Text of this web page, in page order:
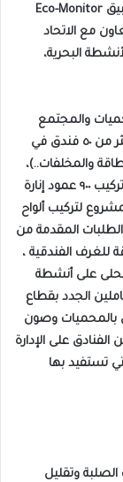
كما قام المشروع مؤخرًا بإطلاق تطبيقان وهما تطبيق Eco-Monitor
مع الاتحاد
البحرية،
والمجتمع
المحلي، حيث تم تنفيذ زيارات فنية ومراجعات في أكثر من ٥٠ فندق في
والمخلفات..)،
وتقديم الدعم الفنى لتنفيذ الحلول المستدامة، كما تركيب ٩٠٠ عمود إنارة
لتركيب ألواح
تقييم الطلبات المقدمة من
للغرف الفندقية ،
على أنشطة
الجدد بقطاع
بالمحميات وصون
الفنادق على الإدارة
تستفيد بها
وتقليل